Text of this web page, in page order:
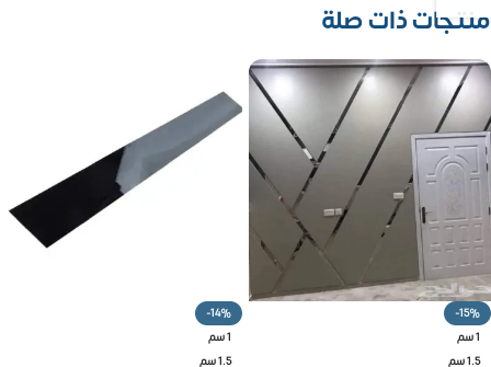
منتجات ذات صلة
-15%
1 سم
1.5 سم
-14%
1 سم
1.5 سم